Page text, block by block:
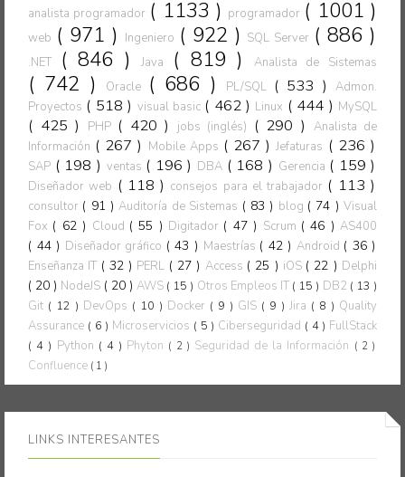
analista programador ( 1133 ) programador ( 1001 )
web ( 971 ) Ingeniero ( 922 ) SQL Server ( 886 )
.NET ( 846 )Java ( 819 ) Analista de Sistemas
( 742 ) Oracle ( 686 ) PL/SQL ( 533 )Admon.
Proyectos ( 518 ) visual basic ( 462 ) Linux ( 444 ) MySQL
( 425 ) PHP ( 420 ) jobs (inglés) ( 290 )
Analista de
Información ( 267 ) Mobile Apps ( 267 )Jefaturas ( 236 )
SAP ( 198 ) ventas ( 196 ) DBA ( 168 ) Gerencia ( 159 )
Diseñador web ( 118 ) consejos para el trabajador ( 113 )
consultor ( 91 )Auditoría de Sistemas ( 83 ) blog ( 74 )Visual
Fox ( 62 ) Cloud ( 55 ) Digitador ( 47 ) Scrum ( 46 ) AS400
( 44 ) Diseñador gráfico ( 43 ) Maestrías ( 42 ) Android ( 36 )
Enseñanza IT ( 32 ) PERL ( 27 ) Access ( 25 ) iOS ( 22 ) Delphi
( 20 ) NodeJS ( 20 )AWS ( 15 ) Otros Empleos IT ( 15 ) DB2 ( 13 )
Git ( 12 ) DevOps ( 10 ) Docker ( 9 ) GIS ( 9 ) Jira ( 8 ) Quality
Assurance ( 6 ) Microservicios ( 5 ) Ciberseguridad ( 4 ) FullStack
( 4 ) Python ( 4 ) Phyton ( 2 ) Seguridad de la Información ( 2 )
Confluence ( 1 )
LINKS INTERESANTES